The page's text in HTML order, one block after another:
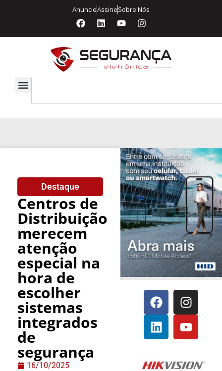
AnuncieAssineSobre Nós
Destaque
Centros de
Distribuição
merecem
atenção
especial na
hora de
escolher
sistemas
integrados
de
segurança
16/10/2025